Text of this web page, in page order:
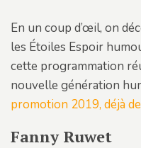
En un coup d’œil, on
les Étoiles Espoir
cette programmation
nouvelle génération
promotion 2019, déjà
Fanny Ruwet